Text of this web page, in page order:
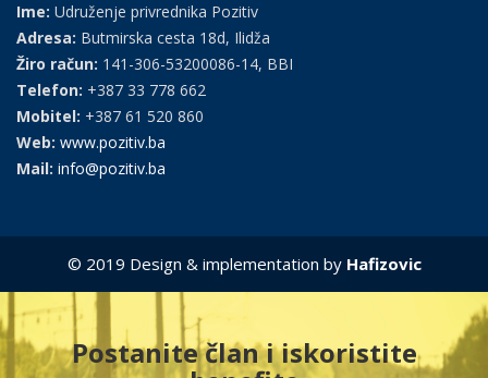
Ime: Udruženje privrednika Pozitiv
Adresa: Butmirska cesta 18d, Ilidža
Žiro račun: 141-306-53200086-14, BBI
Telefon: +387 33 778 662
Mobitel: +387 61 520 860
Web: www.pozitiv.ba
Mail: info@pozitiv.ba
© 2019 Design & implementation by Hafizovic
Postanite član i iskoristite